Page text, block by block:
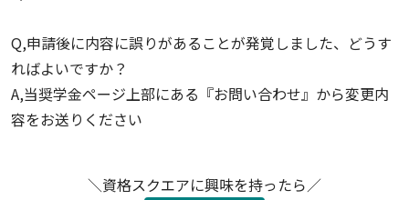
Q,申請後に内容に誤りがあることが発覚しました、どうす
ればよいですか？
A,当奨学金ページ上部にある『お問い合わせ』から変更内
容をお送りください
＼資格スクエアに興味を持ったら／